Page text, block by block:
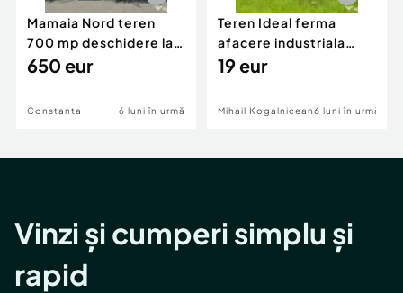
Mamaia Nord teren
700 mp deschidere la
D24 si D25
650 eur
Constanta 6 luni în urmă
Teren Ideal ferma
afacere industriala
deschidere 71 ml la
19 eur
Mihail Kogalniceanu6 luni în urmă
Vinzi și cumperi simplu și
rapid